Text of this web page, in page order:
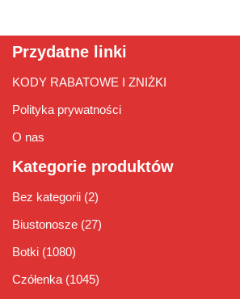
Przydatne linki
KODY RABATOWE I ZNIŻKI
Polityka prywatności
O nas
Kategorie produktów
Bez kategorii (2)
Biustonosze (27)
Botki (1080)
Czółenka (1045)